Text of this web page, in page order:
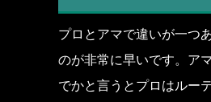
プロとアマで違いが一つ
のが非常に早いです。ア
でかと言うとプロはルー